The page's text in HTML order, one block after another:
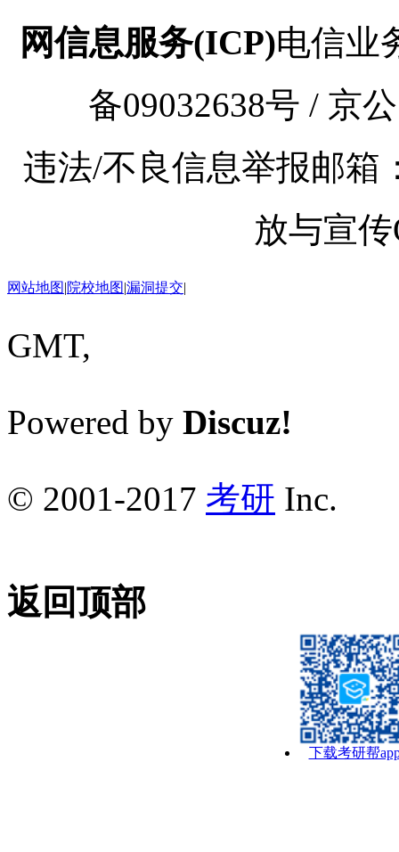
网信息服务(ICP)电信业
备09032638号 / 京
违法/不良信息举报邮箱
放与宣传
网站地图|院校地图|漏洞提交|
GMT,
Powered by Discuz!
© 2001-2017 考研 Inc.
返回顶部
下载考研帮